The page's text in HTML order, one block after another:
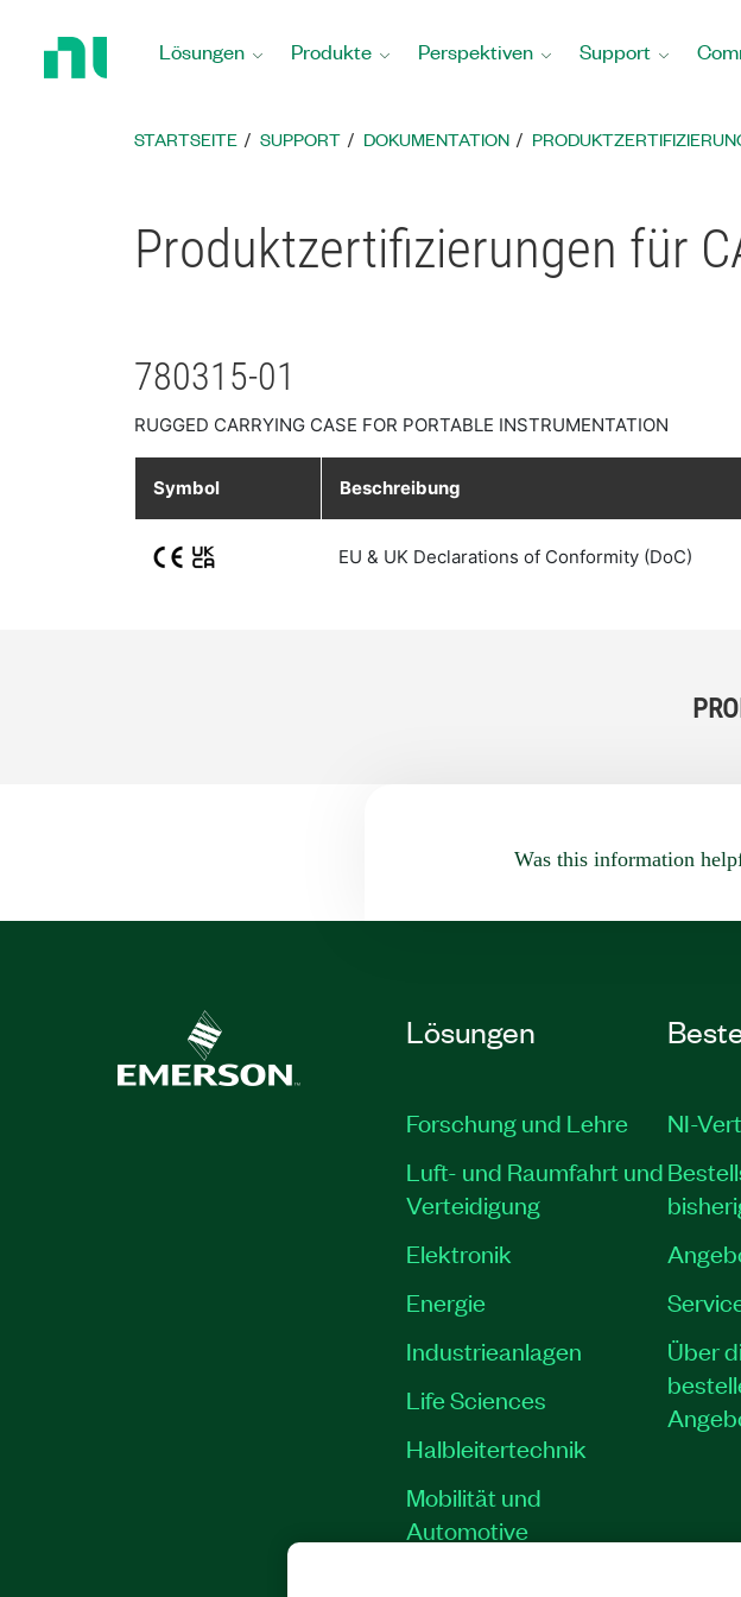
Startseite
Lösungen Produkte Perspektiven Support
STARTSEITE SUPPORT DOKUMENTATION
Produktzertifizierungen für
780315-01
RUGGED CARRYING CASE FOR PORTABLE INSTRUMENTATION
Symbol Beschreibung
EU & UK Declarations of Conformity (DoC)
Was this information
Lösungen
Forschung und Lehre
Luft- und Raumfahrt und
Verteidigung
Elektronik
Energie
Industrieanlagen
Life Sciences
Halbleitertechnik
Mobilität und
Automotive
NI-
Über